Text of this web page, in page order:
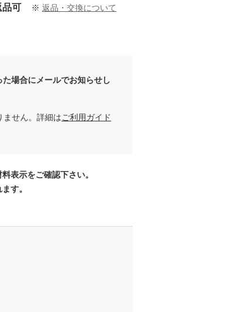
品可 ※ 返品・交換について
場合にメールでお知らせし
せん。詳細は ご利用ガイド
表示をご確認下さい。
す。